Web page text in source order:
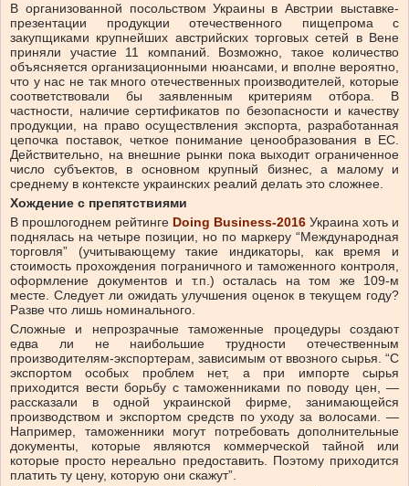
В организованной посольством Украины в Австрии выставке-
презентации продукции отечественного пищепрома с
закупщиками крупнейших австрийских торговых сетей в Вене
приняли участие 11 компаний. Возможно, такое количество
объясняется организационными нюансами, и вполне вероятно,
что у нас не так много отечественных производителей, которые
соответствовали бы заявленным критериям отбора. В
частности, наличие сертификатов по безопасности и качеству
продукции, на право осуществления экспорта, разработанная
цепочка поставок, четкое понимание ценообразования в ЕС.
Действительно, на внешние рынки пока выходит ограниченное
число субъектов, в основном крупный бизнес, а малому и
среднему в контексте украинских реалий делать это сложнее.
Хождение с препятствиями
В прошлогоднем рейтинге Doing Business-2016 Украина хоть и
поднялась на четыре позиции, но по маркеру “Международная
торговля” (учитывающему такие индикаторы, как время и
стоимость прохождения пограничного и таможенного контроля,
оформление документов и т.п.) осталась на том же 109-м
месте. Следует ли ожидать улучшения оценок в текущем году?
Разве что лишь номинального.
Сложные и непрозрачные таможенные процедуры создают
едва ли не наибольшие трудности отечественным
производителям-экспортерам, зависимым от ввозного сырья. “С
экспортом особых проблем нет, а при импорте сырья
приходится вести борьбу с таможенниками по поводу цен, —
рассказали в одной украинской фирме, занимающейся
производством и экспортом средств по уходу за волосами. —
Например, таможенники могут потребовать дополнительные
документы, которые являются коммерческой тайной или
которые просто нереально предоставить. Поэтому приходится
платить ту цену, которую они скажут”.